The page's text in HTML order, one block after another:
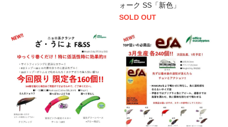
ォーク SS「新色」
SOLD OUT